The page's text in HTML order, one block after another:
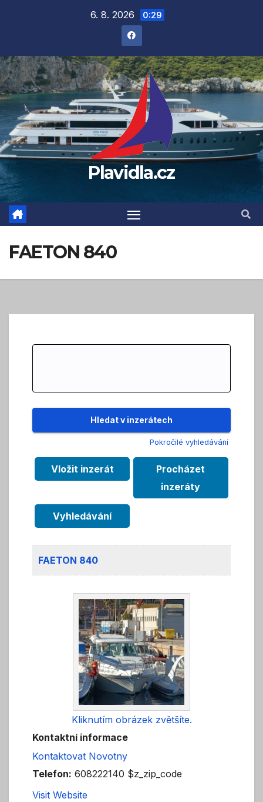
6. 8. 2026 0:29
Plavidla.cz
FAETON 840
Pokročilé vyhledávání
Vložit inzerát
Procházet
inzeráty
Vyhledávání
FAETON 840
Kliknutím obrázek zvětšíte.
Kontaktní informace
Kontaktovat Novotny
Telefon: 608222140 $z_zip_code
Visit Website